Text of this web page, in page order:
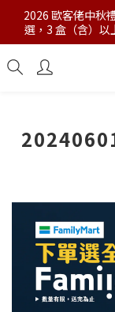
2026 歐客佬中秋
選，3 盒（含）以